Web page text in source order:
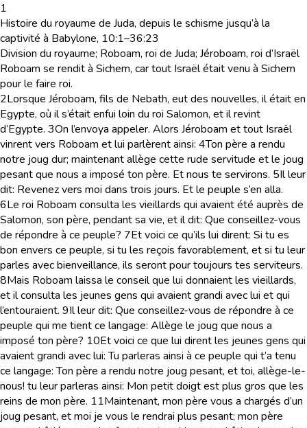
1
Histoire du royaume de Juda, depuis le schisme jusqu’à la
captivité à Babylone, 10:1–36:23
Division du royaume; Roboam, roi de Juda; Jéroboam, roi d’Israël
Roboam se rendit à Sichem, car tout Israël était venu à Sichem
pour le faire roi.
2Lorsque Jéroboam, fils de Nebath, eut des nouvelles, il était en
Egypte, où il s’était enfui loin du roi Salomon, et il revint
d’Egypte. 3On l’envoya appeler. Alors Jéroboam et tout Israël
vinrent vers Roboam et lui parlèrent ainsi: 4Ton père a rendu
notre joug dur; maintenant allège cette rude servitude et le joug
pesant que nous a imposé ton père. Et nous te servirons. 5Il leur
dit: Revenez vers moi dans trois jours. Et le peuple s’en alla.
6Le roi Roboam consulta les vieillards qui avaient été auprès de
Salomon, son père, pendant sa vie, et il dit: Que conseillez-vous
de répondre à ce peuple? 7Et voici ce qu’ils lui dirent: Si tu es
bon envers ce peuple, si tu les reçois favorablement, et si tu leur
parles avec bienveillance, ils seront pour toujours tes serviteurs.
8Mais Roboam laissa le conseil que lui donnaient les vieillards,
et il consulta les jeunes gens qui avaient grandi avec lui et qui
l’entouraient. 9Il leur dit: Que conseillez-vous de répondre à ce
peuple qui me tient ce langage: Allège le joug que nous a
imposé ton père? 10Et voici ce que lui dirent les jeunes gens qui
avaient grandi avec lui: Tu parleras ainsi à ce peuple qui t’a tenu
ce langage: Ton père a rendu notre joug pesant, et toi, allège-le-
nous! tu leur parleras ainsi: Mon petit doigt est plus gros que les
reins de mon père. 11Maintenant, mon père vous a chargés d’un
joug pesant, et moi je vous le rendrai plus pesant; mon père